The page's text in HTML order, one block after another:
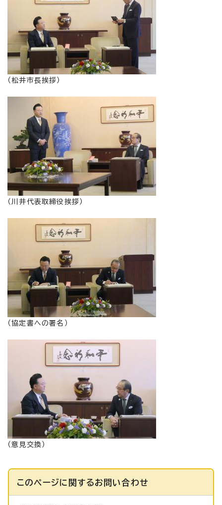
（松井市長挨拶）
（川井代表取締役挨拶）
（協定書への署名）
（意見交換）
このページに関するお問い合わせ